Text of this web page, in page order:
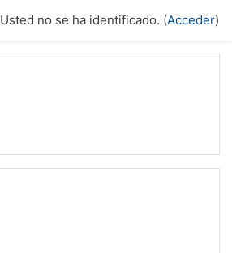
Usted no se ha identificado. (Acceder)